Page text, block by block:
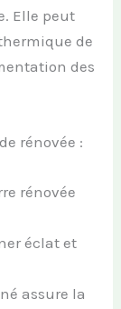
Elle peut
de
des
rénovée :
rénovée
éclat et
assure la